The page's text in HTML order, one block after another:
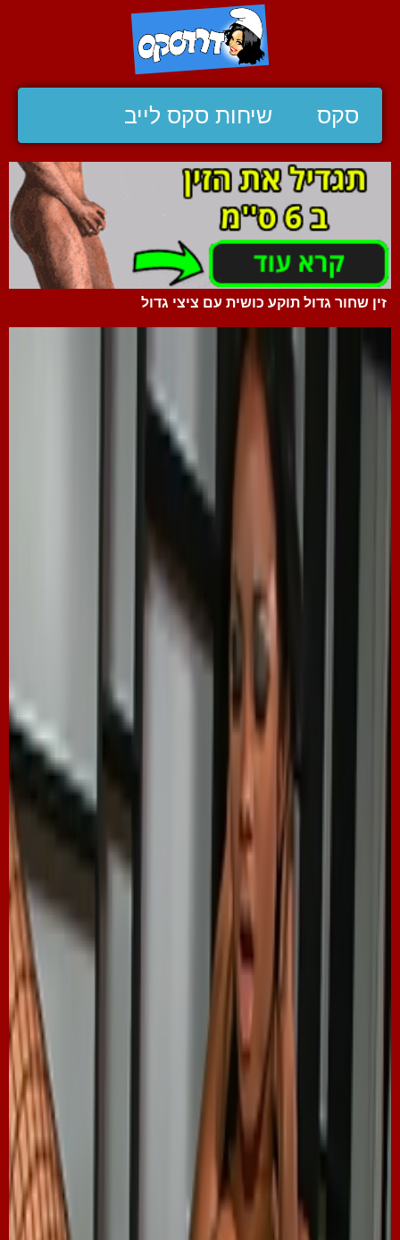
סקס שיחות סקס לייב
זין שחור גדול תוקע כושית עם ציצי גדול